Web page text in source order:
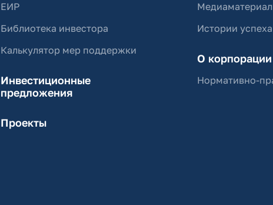
ЕИР
Библиотека инвестора
Калькулятор мер поддержки
Инвестиционные
предложения
Проекты
Истории успеха
О корпорации
Нормативно-